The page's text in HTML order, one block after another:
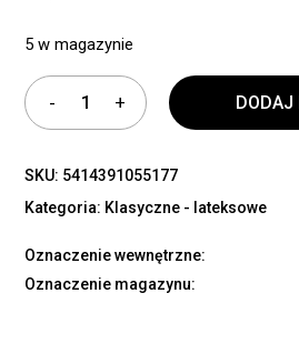
5 w magazynie
DODAJ
SKU: 5414391055177
Kategoria: Klasyczne - lateksowe
Oznaczenie wewnętrzne:
Oznaczenie magazynu: